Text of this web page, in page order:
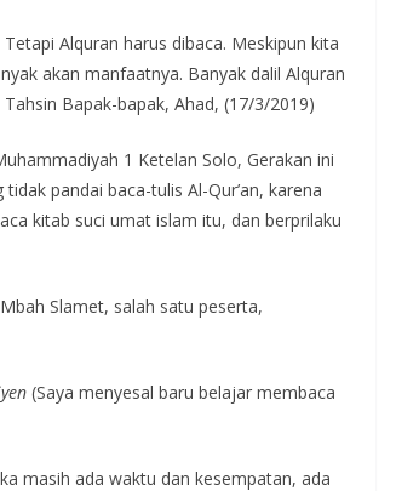
Alquran harus dibaca. Meskipun kita
akan manfaatnya. Banyak dalil Alquran
Bapak-bapak, Ahad, (17/3/2019)
1 Ketelan Solo, Gerakan ini
pandai baca-tulis Al-Qur’an, karena
kitab suci umat islam itu, dan berprilaku
Slamet, salah satu peserta,
(Saya menyesal baru belajar membaca
masih ada waktu dan kesempatan, ada